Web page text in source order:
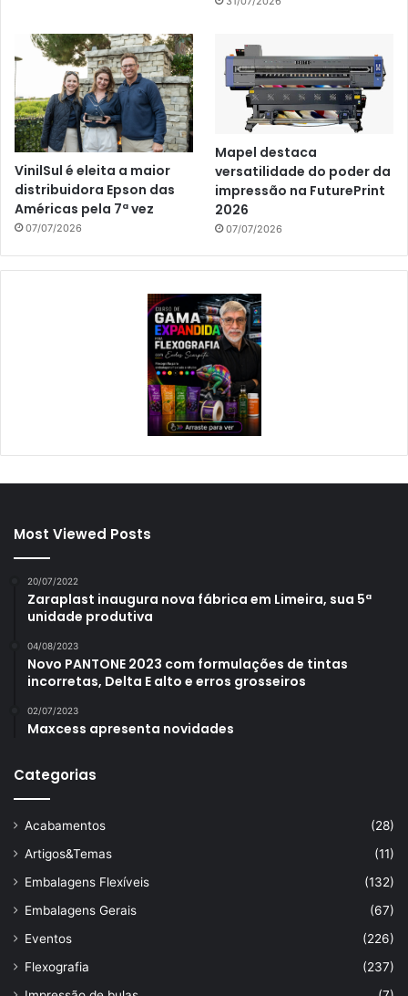
VinilSul é eleita a maior
distribuidora Epson das
Américas pela 7ª vez
07/07/2026
Mapel destaca
versatilidade do poder da
impressão na FuturePrint
2026
07/07/2026
Most Viewed Posts
20/07/2022
Zaraplast inaugura nova fábrica em Limeira, sua 5ª
unidade produtiva
04/08/2023
Novo PANTONE 2023 com formulações de tintas
incorretas, Delta E alto e erros grosseiros
02/07/2023
Maxcess apresenta novidades
Categorias
Acabamentos
(28)
Artigos&Temas
(11)
Embalagens Flexíveis
(132)
Embalagens Gerais
(67)
Eventos
(226)
Flexografia
(237)